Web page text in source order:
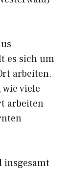
es sich um
arbeiten.
viele
arbeiten
insgesamt